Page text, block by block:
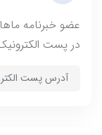
عضو خبرنامه
در پست